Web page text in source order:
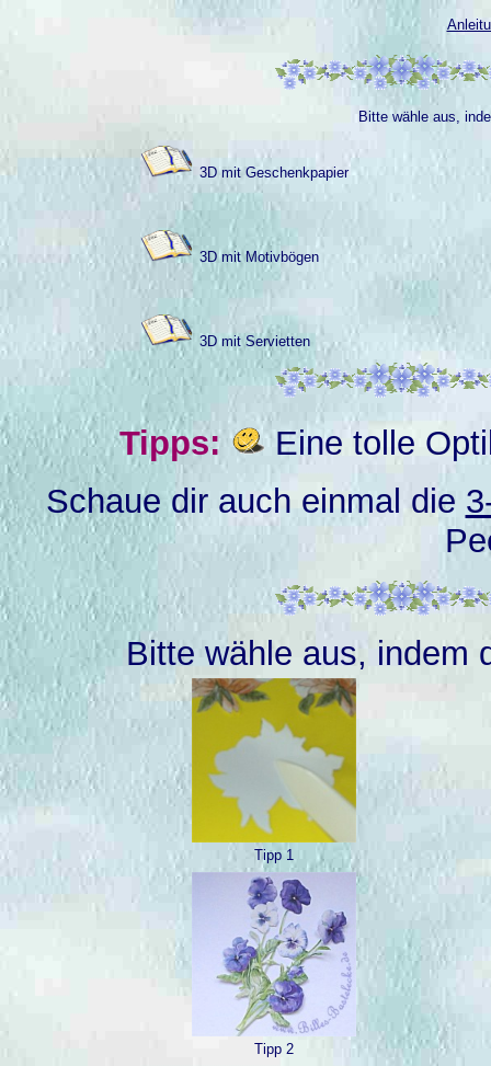
Bitte wähle aus,
3D mit Geschenkpapier
3Dmit Motivbögen
3D mit Servietten
Tipps:
Eine tolle
Schaue dir auch einmal die
Bitte wähle aus, indem
Tipp 1
Tipp 2